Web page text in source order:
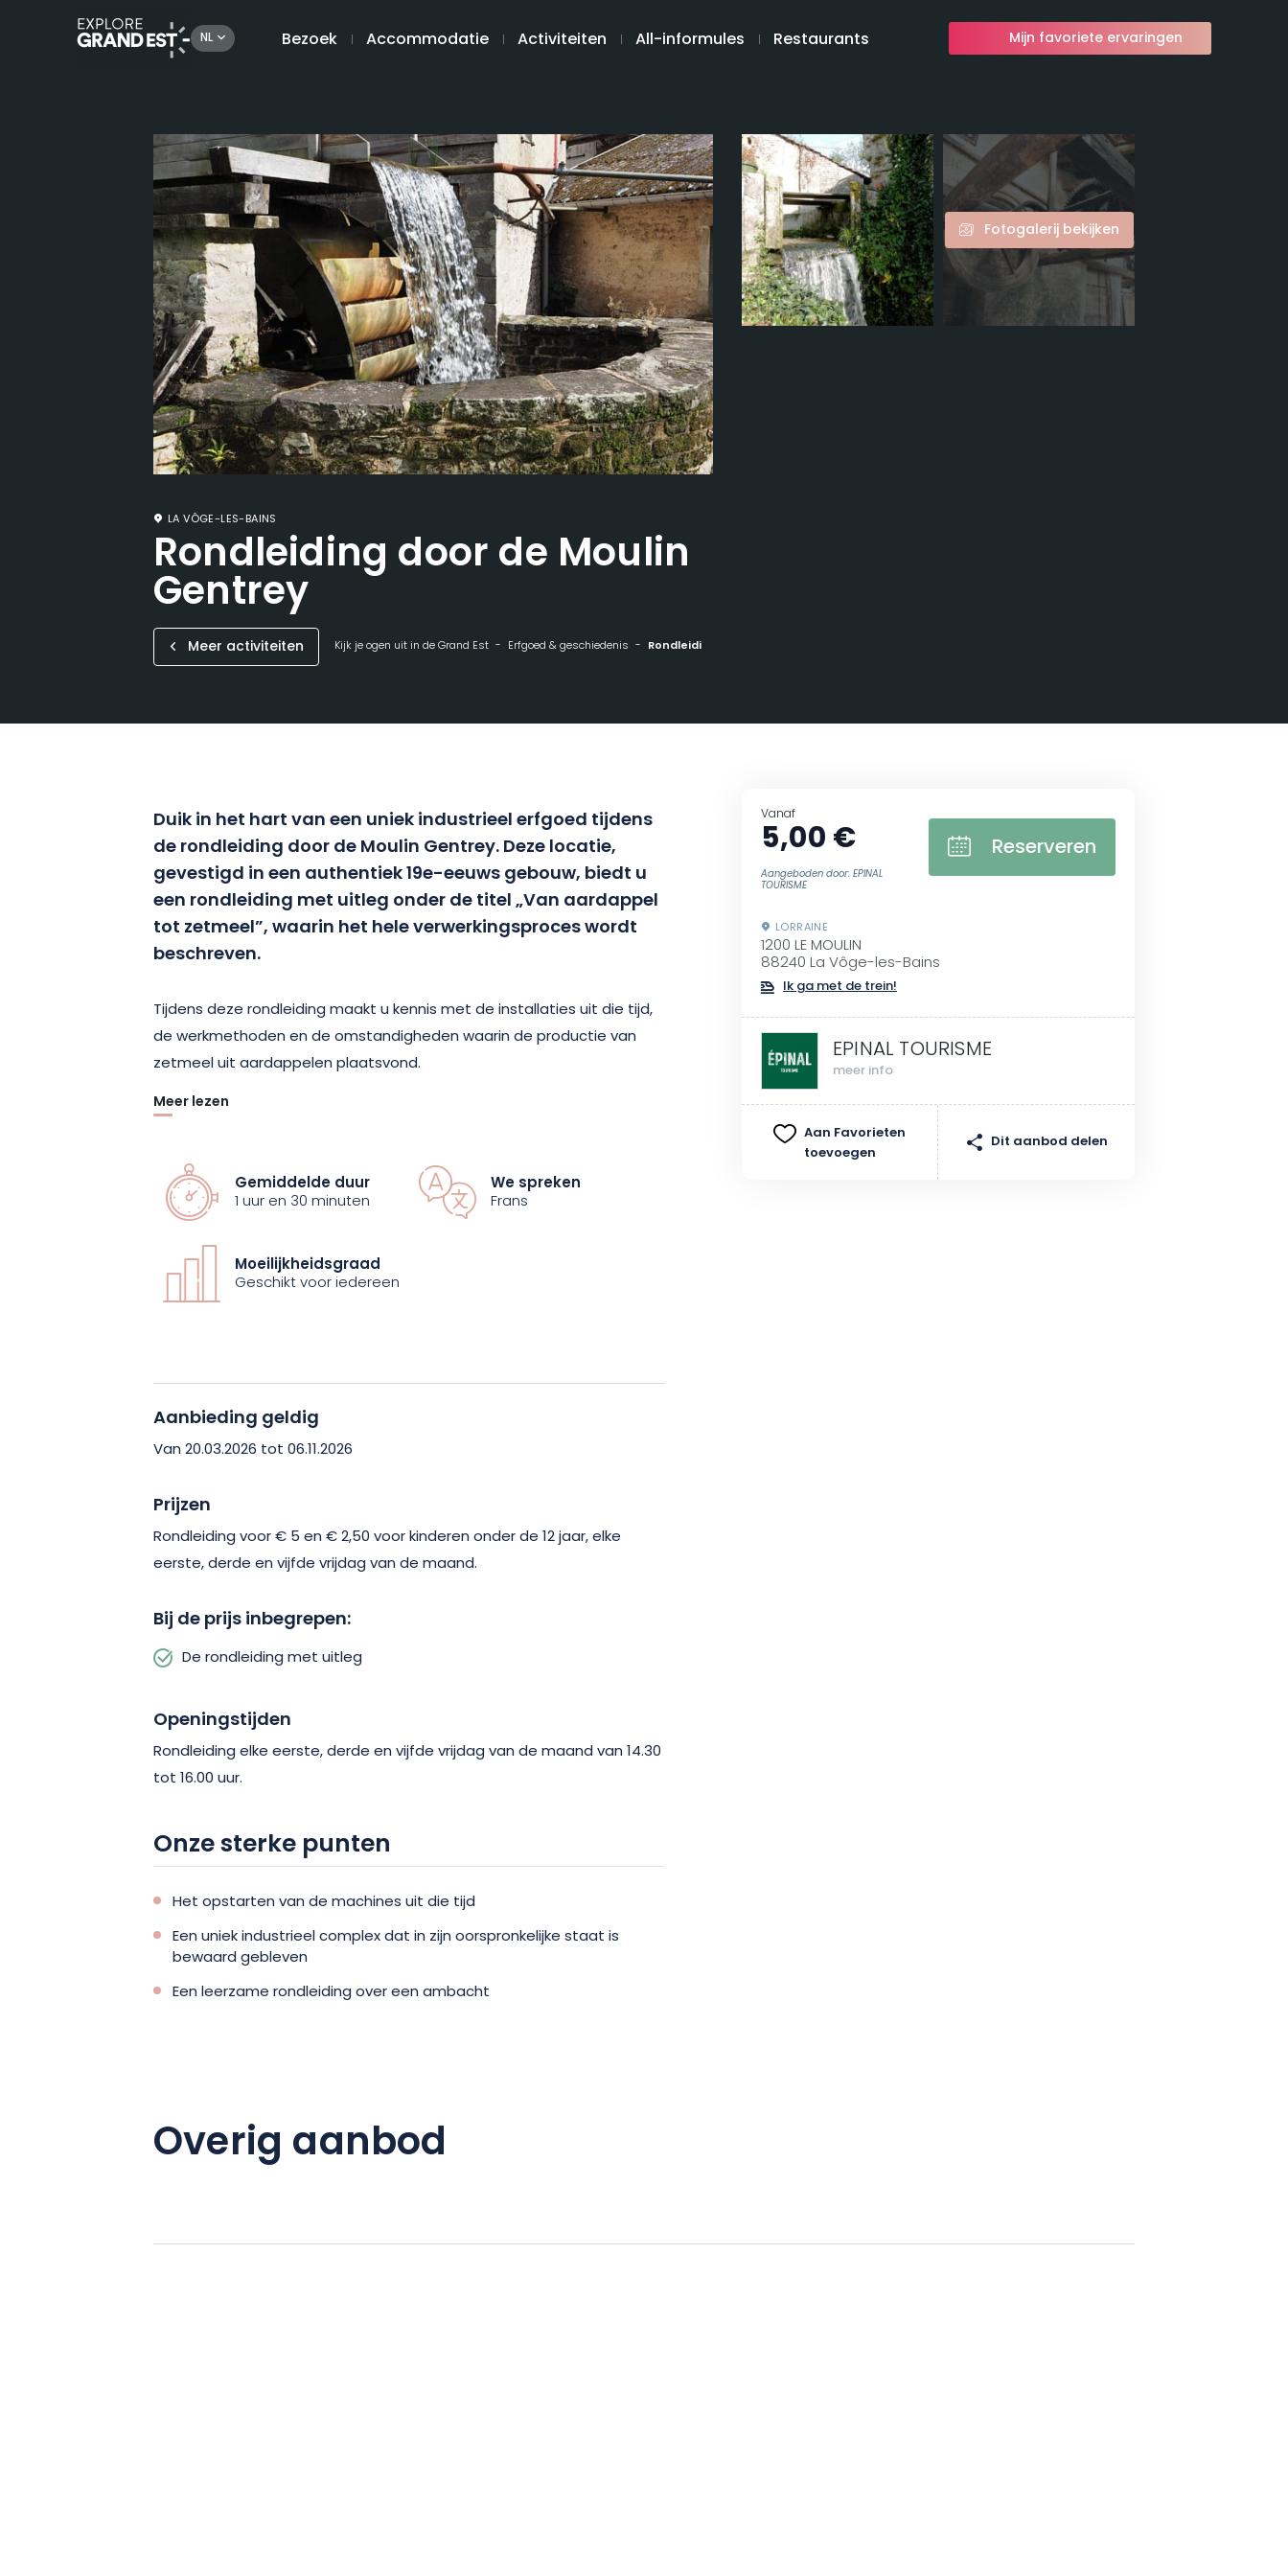
NL Bezoek Accommodatie Activiteiten All-informules Restaurants Mijn favoriete ervaringen
Fotogalerij bekijken
LA VÔGE-LES-BAINS
Rondleiding door de Moulin
Gentrey
Meer activiteiten Kijk je ogen uit in de Grand Est Erfgoed & geschiedenis Rondleiding door de Moulin Gentrey
Duik in het hart van een uniek industrieel erfgoed tijdens
de rondleiding door de Moulin Gentrey. Deze locatie,
gevestigd in een authentiek 19e-eeuws gebouw, biedt u
een rondleiding met uitleg onder de titel „Van aardappel
tot zetmeel”, waarin het hele verwerkingsproces wordt
beschreven.
Tijdens deze rondleiding maakt u kennis met de installaties uit die tijd,
de werkmethoden en de omstandigheden waarin de productie van
zetmeel uit aardappelen plaatsvond.
Een enthousiaste gids begeleidt u en laat u de lokale industriële
Meer lezen
Gemiddelde duur
1 uur en 30 minuten
We spreken
Frans
Moeilijkheidsgraad
Geschikt voor iedereen
Aanbieding geldig
Van 20.03.2026 tot 06.11.2026
Prijzen
Rondleiding voor € 5 en € 2,50 voor kinderen onder de 12 jaar, elke
eerste, derde en vijfde vrijdag van de maand.
Bij de prijs inbegrepen:
De rondleiding met uitleg
Openingstijden
Rondleiding elke eerste, derde en vijfde vrijdag van de maand van 14.30
tot 16.00 uur.
Onze sterke punten
Het opstarten van de machines uit die tijd
Een uniek industrieel complex dat in zijn oorspronkelijke staat is
bewaard gebleven
Een leerzame rondleiding over een ambacht
Vanaf
5,00 €
Aangeboden door: EPINAL
TOURISME
Reserveren
LORRAINE
1200 LE MOULIN
88240 La Vôge-les-Bains
Ik ga met de trein!
EPINAL TOURISME
meer info
Aan Favorieten
toevoegen
Dit aanbod delen
Overig aanbod